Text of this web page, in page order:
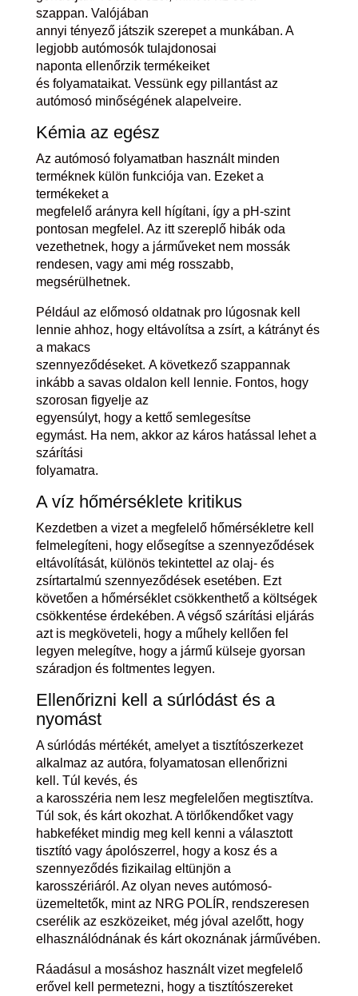
szappan. Valójában
annyi tényező játszik szerepet a munkában. A
legjobb autómosók tulajdonosai
naponta ellenőrzik termékeiket
és folyamataikat. Vessünk egy pillantást az
autómosó minőségének alapelveire.
Kémia az egész
Az autómosó folyamatban használt minden
terméknek külön funkciója van. Ezeket a
termékeket a
megfelelő arányra kell hígítani, így a pH-szint
pontosan megfelel. Az itt szereplő hibák oda
vezethetnek, hogy a járműveket nem mossák
rendesen, vagy ami még rosszabb,
megsérülhetnek.
Például az előmosó oldatnak pro lúgosnak kell
lennie ahhoz, hogy eltávolítsa a zsírt, a kátrányt és
a makacs
szennyeződéseket. A következő szappannak
inkább a savas oldalon kell lennie. Fontos, hogy
szorosan figyelje az
egyensúlyt, hogy a kettő semlegesítse
egymást. Ha nem, akkor az káros hatással lehet a
szárítási
folyamatra.
A víz hőmérséklete kritikus
Kezdetben a vizet a megfelelő hőmérsékletre kell
felmelegíteni, hogy elősegítse a szennyeződések
eltávolítását, különös tekintettel az olaj- és
zsírtartalmú szennyeződések esetében. Ezt
követően a hőmérséklet csökkenthető a költségek
csökkentése érdekében. A végső szárítási eljárás
azt is megköveteli, hogy a műhely kellően fel
legyen melegítve, hogy a jármű külseje gyorsan
száradjon és foltmentes legyen.
Ellenőrizni kell a súrlódást és a
nyomást
A súrlódás mértékét, amelyet a tisztítószerkezet
alkalmaz az autóra, folyamatosan ellenőrizni
kell. Túl kevés, és
a karosszéria nem lesz megfelelően megtisztítva.
Túl sok, és kárt okozhat. A törlőkendőket vagy
habkeféket mindig meg kell kenni a választott
tisztító vagy ápolószerrel, hogy a kosz és a
szennyeződés fizikailag eltünjön a
karosszériáról. Az olyan neves autómosó-
üzemeltetők, mint az NRG POLÍR, rendszeresen
cserélik az eszközeiket, még jóval azelőtt, hogy
elhasználódnának és kárt okoznának járművében.
Ráadásul a mosáshoz használt vizet megfelelő
erővel kell permetezni, hogy a tisztítószereket